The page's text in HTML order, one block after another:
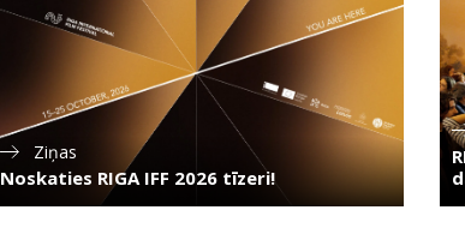
Ziņas
Noskaties RIGA IFF 2026 tīzeri!